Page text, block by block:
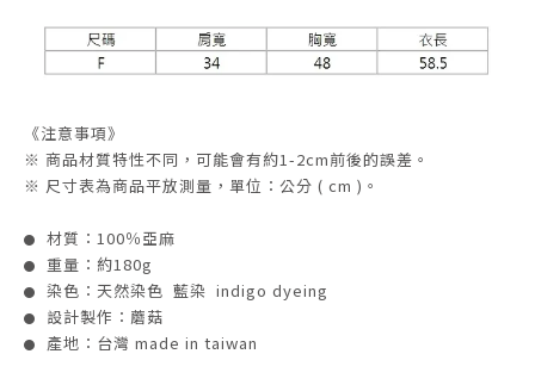
《注意事項》
※ 商品材質特性不同，可能會有約1-2cm前後的誤差。
※ 尺寸表為商品平放測量，單位：公分 ( cm )。
● 材質：100％亞麻
● 重量：約180g
● 染色：天然染色 藍染 indigo dyeing
● 設計製作：蘑菇
● 產地：台灣 made in taiwan